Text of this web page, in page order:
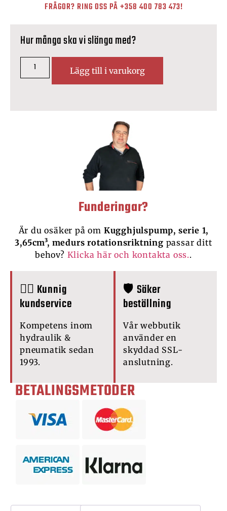
FRÅGOR? RING OSS PÅ+358 400 783 473!
Hur många ska vi slänga med?
Lägg till i varukorg
Funderingar?
Är du osäker på om Kugghjulspump, serie 1,
3,65cm³, medurs rotationsriktning passar ditt
behov? Klicka här och kontakta oss..
🙋‍♂️ Kunnig
kundservice
Kompetens inom
hydraulik &
pneumatik sedan
1993.
🛡️ Säker
beställning
Vår webbutik
använder en
skyddad SSL-
anslutning.
BETALINGSMETODER